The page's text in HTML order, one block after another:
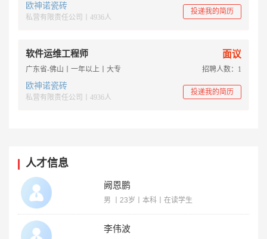
欧神诺瓷砖
私营有限责任公司丨4936人
投递我的简历
软件运维工程师 面议
广东省-佛山丨一年以上丨大专 招聘人数：1
欧神诺瓷砖
私营有限责任公司丨4936人
投递我的简历
人才信息
阙恩鹏
男 丨23岁丨本科丨在读学生
李伟波